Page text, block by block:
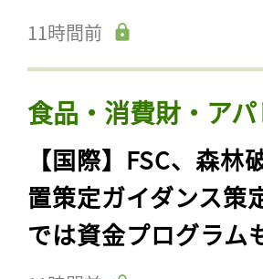
11時間前
食品・消費財・ア
【国際】FSC、森
置策定ガイダンス策
では資金プログラム